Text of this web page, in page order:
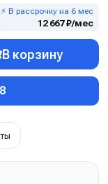
⚡ В рассрочку на 6 мес
12 667 ₽/мес
В корзину